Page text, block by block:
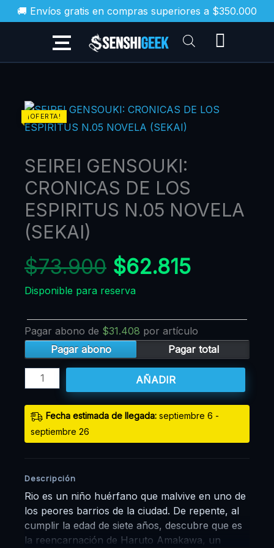
🚚 Envíos gratis en compras superiores a $350.000
al
¡OFERTA!
SEIREI GENSOUKI:
CRONICAS DE LOS
ESPIRITUS N.05 NOVELA
(SEKAI)
$73.900
El
precio
original
era:
$73.900.
$62.815
El
$62.815.
Disponible para reserva
Pagar abono de $31.408 por artículo
Pagar abono
Pagar total
SEIREI
GENSOUKI:
DE
LOS
ESPIRITUS
N.05
NOVELA
cantidad
AÑADIR
Fecha estimada de llegada: septiembre 6 -
septiembre 26
Descripción
Rio es un niño huérfano que malvive en uno de
los peores barrios de la ciudad. De repente, al
cumplir la edad de siete años, descubre que es
la reencarnación de Haruto Amakawa, un